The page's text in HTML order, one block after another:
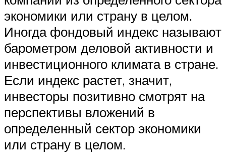
экономики или страну в целом.
Иногда фондовый индекс называют
барометром деловой активности и
инвестиционного климата в стране.
Если индекс растет, значит,
инвесторы позитивно смотрят на
перспективы вложений в
определенный сектор экономики
или страну в целом.